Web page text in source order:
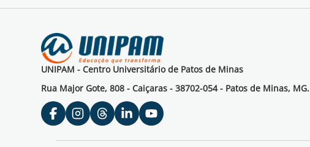
UNIPAM - Centro Universitário de Patos de Minas
Rua Major Gote, 808 - Caiçaras - 38702-054 - Patos de Minas, MG.